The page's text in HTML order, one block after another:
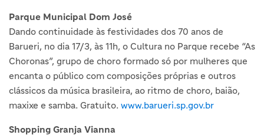
Parque Municipal Dom José
Dando continuidade às festividades dos 70 anos de
Barueri, no dia 17/3, às 11h, o Cultura no Parque recebe “As
Choronas”, grupo de choro formado só por mulheres que
encanta o público com composições próprias e outros
clássicos da música brasileira, ao ritmo de choro, baião,
maxixe e samba. Gratuito. www.barueri.sp.gov.br
Shopping Granja Vianna